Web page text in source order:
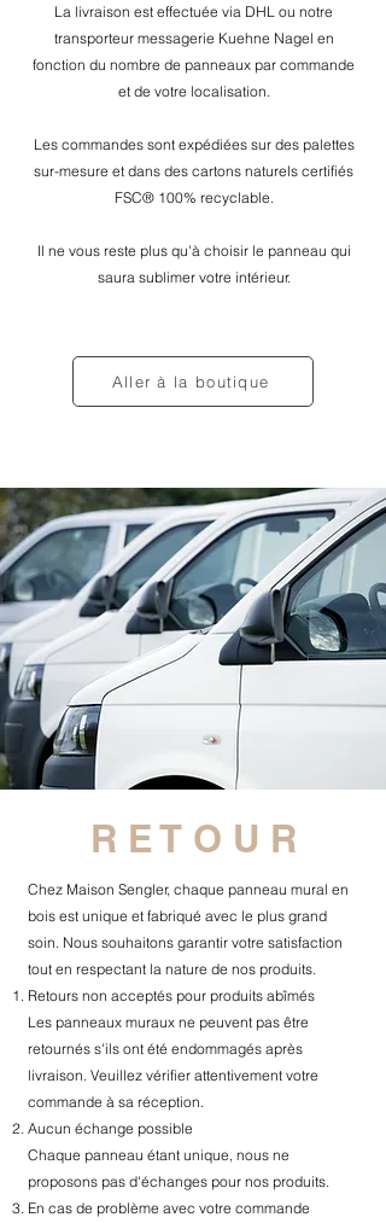
La livraison est effectuée via DHL ou notre
transporteur messagerie Kuehne Nagel en
fonction du nombre de panneaux par commande
et de votre localisation.
Les commandes sont expédiées sur des palettes
sur-mesure et dans des cartons naturels certifiés
FSC® 100% recyclable.
Il ne vous reste plus qu'à choisir le panneau qui
saura sublimer votre intérieur.
Aller à la boutique
R E T O U R
Chez Maison Sengler, chaque panneau mural en
bois est unique et fabriqué avec le plus grand
soin. Nous souhaitons garantir votre satisfaction
tout en respectant la nature de nos produits.
Retours non acceptés pour produits abîmés
Les panneaux muraux ne peuvent pas être
retournés s'ils ont été endommagés après
livraison. Veuillez vérifier attentivement votre
commande à sa réception.
Aucun échange possible
Chaque panneau étant unique, nous ne
proposons pas d'échanges pour nos produits.
En cas de problème avec votre commande